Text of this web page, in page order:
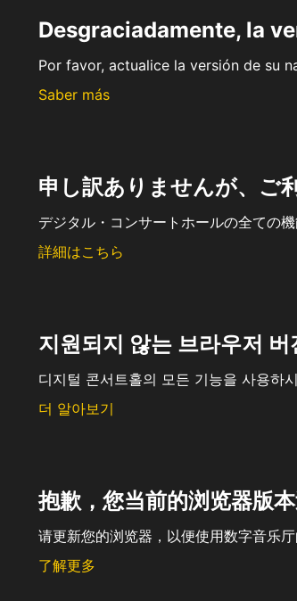
Desgraciadamente, la
Por favor, actualice la versión de su
Saber más
申し訳ありませんが、ご
デジタル・コンサートホールの全ての
詳細はこちら
지원되지 않는 브라우저 버
디지털 콘서트홀의 모든 기능을 사용하
더 알아보기
抱歉，您当前的浏览器版
请更新您的浏览器，以便使用数字音乐厅
了解更多